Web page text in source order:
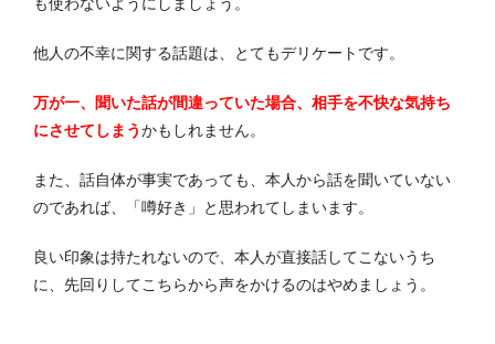
他人の不幸に関する話題は、とてもデリケートです。
万が一、聞いた話が間違っていた場合、相手を不快な気持ち
にさせてしまうかもしれません。
また、話自体が事実であっても、本人から話を聞いていない
のであれば、「噂好き」と思われてしまいます。
良い印象は持たれないので、本人が直接話してこないうち
に、先回りしてこちらから声をかけるのはやめましょう。